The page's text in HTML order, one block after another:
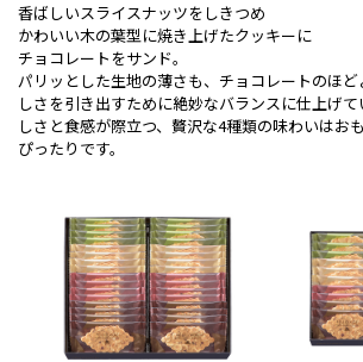
香ばしいスライスナッツをしきつめ
かわいい木の葉型に焼き上げたクッキーに
チョコレートをサンド。
パリッとした生地の薄さも、チョコレートのほ
しさを引き出すために絶妙なバランスに仕上げ
しさと食感が際立つ、贅沢な4種類の味わいはお
ぴったりです。